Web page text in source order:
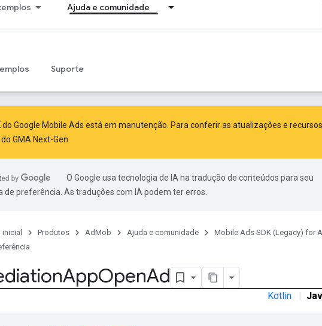
Ajuda e comunidade
Suporte
do Google Mobile Ads está em manutenção. Para conferir as atualizações e
do GMA Next-Gen
O Google usa tecnologia de IA na tradução de conteúdos para seu
de preferência. As traduções com IA podem ter erros.
inicial Produtos AdMob Ajuda e comunidade
Mobile Ads SDK (Legacy) for
AppOpenAd
Kotlin |